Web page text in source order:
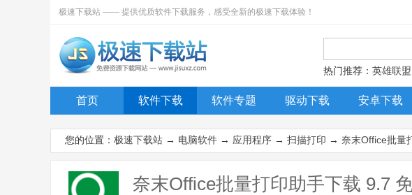
极速下载站 —— 提供优质软件下载服务，感受全新的极速下载体验！
热门推荐： 英雄联盟
首页 软件下载 软件专题 驱动下载 安卓下载
您的位置： 极速下载站 → 电脑软件 → 应用程序 → 扫描打印 → 奈末Office批量
奈末Office批量打印助手下载 9.7